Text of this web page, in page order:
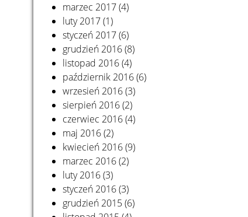
marzec 2017(4)
luty 2017(1)
styczeń 2017(6)
grudzień 2016(8)
listopad 2016(4)
październik 2016(6)
wrzesień 2016(3)
sierpień 2016(2)
czerwiec 2016(4)
maj 2016(2)
kwiecień 2016(9)
marzec 2016(2)
luty 2016(3)
styczeń 2016(3)
grudzień 2015(6)